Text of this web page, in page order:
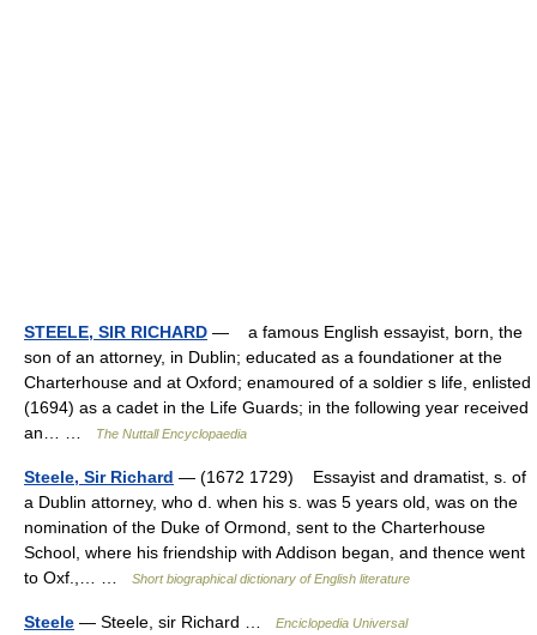
STEELE, SIR RICHARD — a famous English essayist, born, the
son of an attorney, in Dublin; educated as a foundationer at the
Charterhouse and at Oxford; enamoured of a soldier s life, enlisted
(1694) as a cadet in the Life Guards; in the following year received
an… …
The Nuttall Encyclopaedia
Steele, Sir Richard — (1672 1729) Essayist and dramatist, s. of
a Dublin attorney, who d. when his s. was 5 years old, was on the
nomination of the Duke of Ormond, sent to the Charterhouse
School, where his friendship with Addison began, and thence went
to Oxf.,… …
Short biographical dictionary of English literature
Steele — Steele, sir Richard … Enciclopedia Universal